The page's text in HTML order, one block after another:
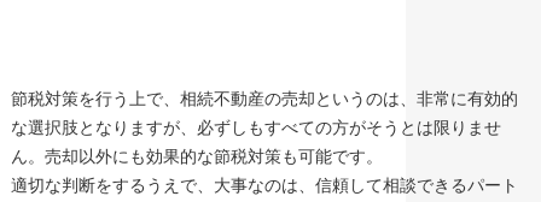
節税対策を行う上で、相続不動産の売却というのは、非常に有効的
な選択肢となりますが、必ずしもすべての方がそうとは限りませ
ん。売却以外にも効果的な節税対策も可能です。
適切な判断をするうえで、大事なのは、信頼して相談できるパート